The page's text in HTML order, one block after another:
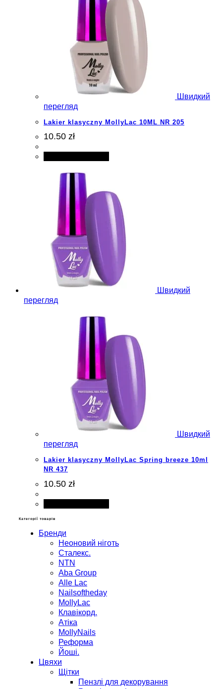
Швидкий
перегляд
Lakier klasyczny MollyLac 10ML NR 205
10.50 zł
Швидкий
перегляд
Швидкий
перегляд
Lakier klasyczny MollyLac Spring breeze 10ml
NR 437
10.50 zł
Категорії товарів
Бренди
Неоновий ніготь
Сталекс.
NTN
Aba Group
Alle Lac
Nailsoftheday
MollyLac
Клавікорд.
Атіка
MollyNails
Реформа
Йоші.
Цвяхи
Щітки
Пензлі для декорування